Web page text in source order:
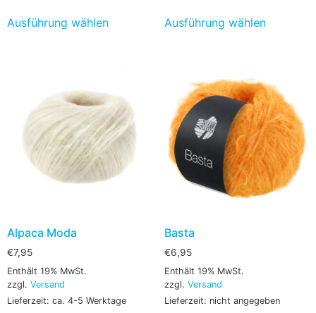
Ausführung wählen Ausführung wählen
Alpaca Moda
€7,95
Enthält 19% MwSt.
zzgl. Versand
Lieferzeit: ca. 4-5 Werktage
Basta
€6,95
Enthält 19% MwSt.
zzgl. Versand
Lieferzeit: nicht angegeben